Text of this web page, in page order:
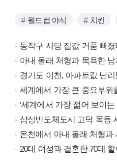
월드컵 야식 치킨
동작구 사당 집값 거품 빠
아내 몰래 처형과 목욕한
경기도 이천, 아파트값 난
세계에서 가장 큰 중요부위
‘세계에서 가장 젊어 보이
삼성반도체도시 고덕 폭등
온천에서 아내 몰래 처형과
20대 여성과 결혼한 70대